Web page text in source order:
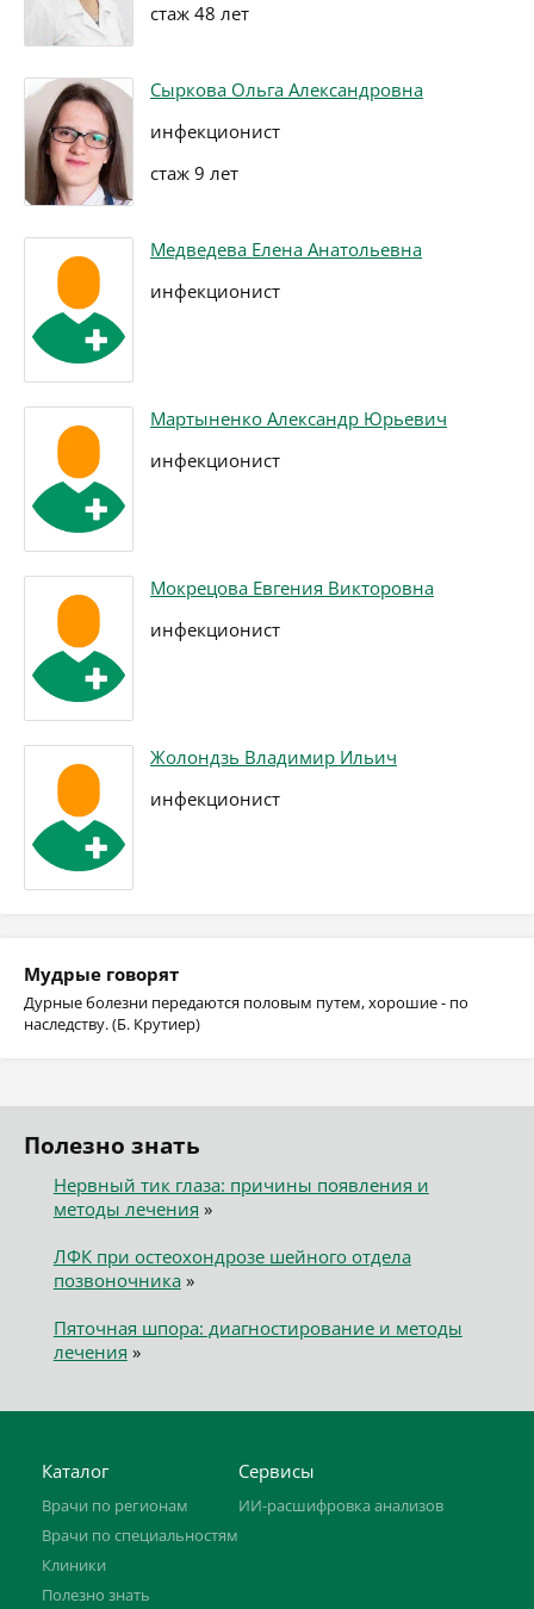
стаж 48 лет
Сыркова Ольга Александровна
инфекционист
стаж 9 лет
Медведева Елена Анатольевна
инфекционист
Мартыненко Александр Юрьевич
инфекционист
Мокрецова Евгения Викторовна
инфекционист
Жолондзь Владимир Ильич
инфекционист
Мудрые говорят
Дурные болезни передаются половым путем, хорошие - по
наследству. (Б. Крутиер)
Полезно знать
Нервный тик глаза: причины появления и
методы лечения »
ЛФК при остеохондрозе шейного отдела
позвоночника»
Пяточная шпора: диагностирование и методы
лечения »
Каталог
Врачи по регионам
Врачи по специальностям
Клиники
Полезно знать
Сервисы
ИИ-расшифровка анализов